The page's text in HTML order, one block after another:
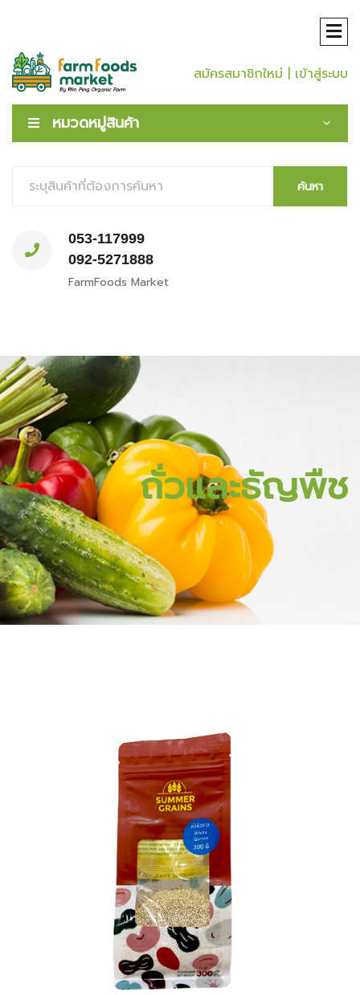
สมัครสมาชิกใหม่ | เข้าสู่ระบบ
หมวดหมู่สินค้า
ค้นหา
053-117999
092-5271888
FarmFoods Market
ถั่วและธัญพืช